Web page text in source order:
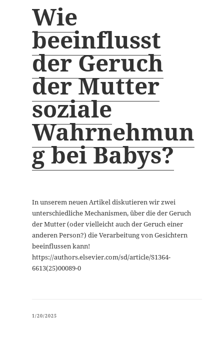
Wie
beeinflusst
der Geruch
der Mutter
soziale
Wahrnehmun
g bei Babys?
In unserem neuen Artikel diskutieren wir zwei
unterschiedliche Mechanismen, über die der Geruch
der Mutter (oder vielleicht auch der Geruch einer
anderen Person?) die Verarbeitung von Gesichtern
beeinflussen kann!
https://authors.elsevier.com/sd/article/S1364-
6613(25)00089-0
1/20/2025